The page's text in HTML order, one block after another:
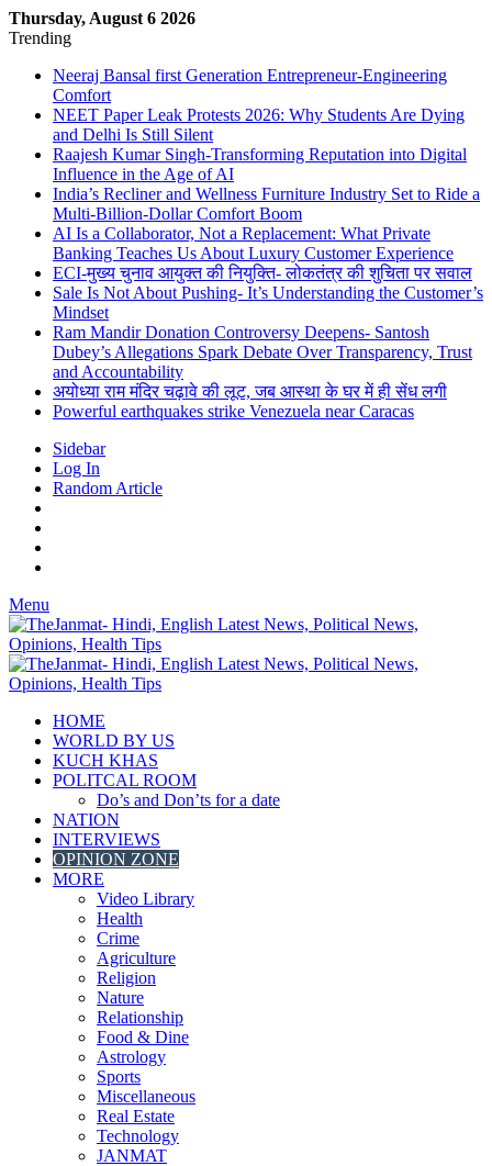
Thursday, August 6 2026
Trending
Neeraj Bansal first Generation Entrepreneur-Engineering
Comfort
NEET Paper Leak Protests 2026: Why Students Are Dying
and Delhi Is Still Silent
Raajesh Kumar Singh-Transforming Reputation into Digital
Influence in the Age of AI
India’s Recliner and Wellness Furniture Industry Set to Ride a
Multi-Billion-Dollar Comfort Boom
AI Is a Collaborator, Not a Replacement: What Private
Banking Teaches Us About Luxury Customer Experience
ECI-मुख्य चुनाव आयुक्त की नियुक्ति- लोकतंत्र की शुचिता पर सवाल
Sale Is Not About Pushing- It’s Understanding the Customer’s
Mindset
Ram Mandir Donation Controversy Deepens- Santosh
Dubey’s Allegations Spark Debate Over Transparency, Trust
and Accountability
अयोध्या राम मंदिर चढ़ावे की लूट, जब आस्था के घर में ही सेंध लगी
Powerful earthquakes strike Venezuela near Caracas
Sidebar
Log In
Random Article
Menu
HOME
WORLD BY US
KUCH KHAS
POLITCAL ROOM
Do’s and Don’ts for a date
NATION
INTERVIEWS
OPINION ZONE
MORE
Video Library
Health
Crime
Agriculture
Religion
Nature
Relationship
Food & Dine
Astrology
Sports
Miscellaneous
Real Estate
Technology
JANMAT